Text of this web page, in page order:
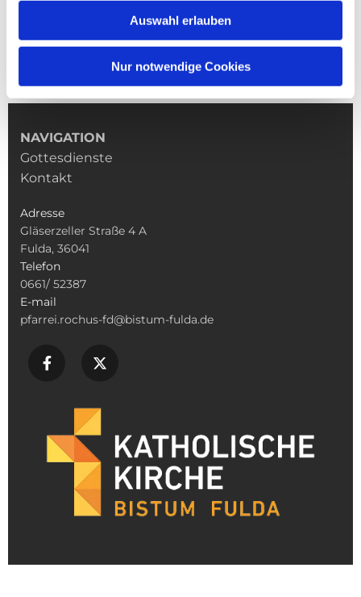
Auswahl erlauben
Nur notwendige Cookies
NAVIGATION
Gottesdienste
Kontakt
Adresse
Gläserzeller Straße 4 A
Fulda, 36041
Telefon
0661/ 52387
E-mail
pfarrei.rochus-fd@bistum-fulda.de